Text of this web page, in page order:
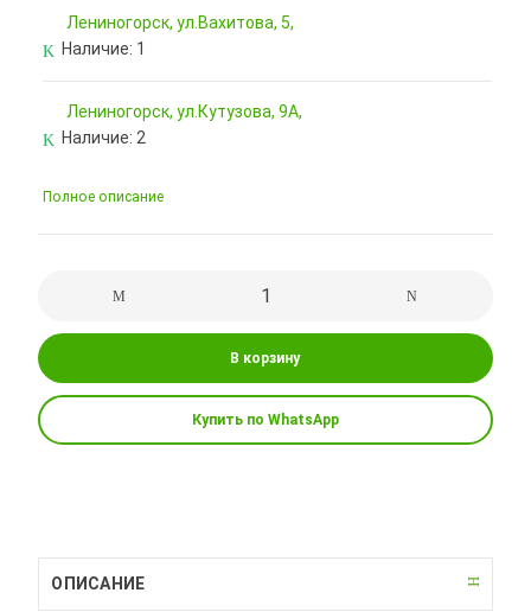
Лениногорск, ул.Вахитова, 5,
Наличие: 1
Лениногорск, ул.Кутузова, 9А,
Наличие: 2
Полное описание
В корзину
Купить по WhatsApp
ОПИСАНИЕ